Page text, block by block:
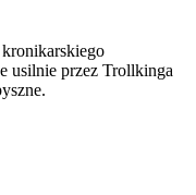
usilnie przez Trollkinga